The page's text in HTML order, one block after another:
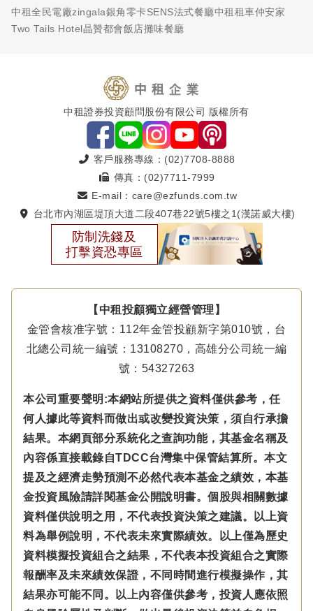
中租全民電廠zingala銀角零卡SENS法式餐廳中租租車仲安家
Two Tails Hotel晶贊都會飯店攤味餐廳
中租證券投資顧問股份有限公司 版權所有
客戶服務專線：(02)7708-8888
傳真：(02)7711-7999
E-mail：care@ezfunds.com.tw
台北市內湖區堤頂大道二段407巷22號5樓之1(漢諾威大樓)
防制洗錢及
打擊資恐專區
【中租投顧獨立經營管理】
金管會核准字號：112年金管投顧新字第010號，台
北總公司統一編號：13108270，高雄分公司統一編
號：54327263
本公司重要聲明:本網站所提供之資料僅供參考，任
何人據此等資料而做出或改變投資決策，須自行承擔
結果。本網頁部分系統化之查詢功能，其基金名稱及
內容係直接載錄自TDCC台灣集中保管結算所。本文
提及之經濟走勢預測不必然代表本基金之績效，本基
金投資風險請詳閱基金公開說明書。個股與相關數據
資料僅供說明之用，不代表投資決策之建議。以上資
料為舉例說明，不代表未來實際績效。以上僅為歷史
資料模擬投資組合之結果，不代表本投資組合之實際
報酬率及未來績效保證，不同時間進行模擬操作，其
結果亦可能不同。以上內容僅供參考，投資人應依照